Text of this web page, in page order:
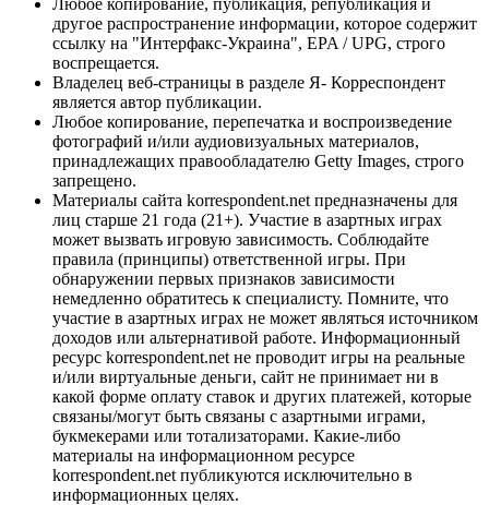
другое распространение информации, которое содержит
ссылку на "Интерфакс-Украина", EPA / UPG, строго
воспрещается.
Владелец веб-страницы в разделе Я- Корреспондент
является автор публикации.
Любое копирование, перепечатка и воспроизведение
фотографий и/или аудиовизуальных материалов,
принадлежащих правообладателю Getty Images, строго
запрещено.
Материалы сайта korrespondent.net предназначены для
лиц старше 21 года (21+). Участие в азартных играх
может вызвать игровую зависимость. Соблюдайте
правила (принципы) ответственной игры. При
обнаружении первых признаков зависимости
немедленно обратитесь к специалисту. Помните, что
участие в азартных играх не может являться источником
доходов или альтернативой работе. Информационный
ресурс korrespondent.net не проводит игры на реальные
и/или виртуальные деньги, сайт не принимает ни в
какой форме оплату ставок и других платежей, которые
связаны/могут быть связаны с азартными играми,
букмекерами или тотализаторами. Какие-либо
материалы на информационном ресурсе
korrespondent.net публикуются исключительно в
информационных целях.